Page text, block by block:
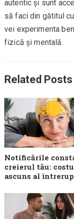
autentic și sunt
să faci din gătitul
vei experimenta
fizică și mentală.
Related Posts
Notificările
creierul tău:
ascuns al